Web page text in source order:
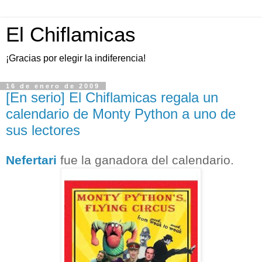
El Chiflamicas
¡Gracias por elegir la indiferencia!
16 de enero de 2009
[En serio] El Chiflamicas regala un
calendario de Monty Python a uno de
sus lectores
Nefertari fue la ganadora del calendario.